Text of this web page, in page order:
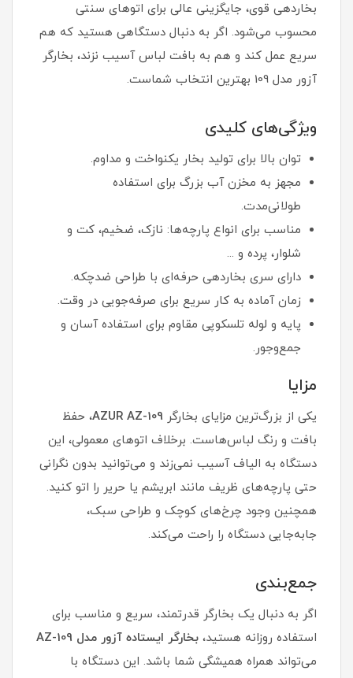
بخاردهی قوی، جایگزینی عالی برای اتوهای سنتی
محسوب می‌شود. اگر به دنبال دستگاهی هستید که هم
سریع عمل کند و هم به بافت لباس آسیب نزند، بخارگر
آزور مدل 109 بهترین انتخاب شماست.
ویژگی‌های کلیدی
توان بالا برای تولید بخار یکنواخت و مداوم.
مجهز به مخزن آب بزرگ برای استفاده
طولانی‌مدت.
مناسب برای انواع پارچه‌ها: نازک، ضخیم، کت و
شلوار، پرده و ...
دارای سری بخاردهی حرفه‌ای با طراحی ضدچکه.
زمان آماده به کار سریع برای صرفه‌جویی در وقت.
پایه و لوله تلسکوپی مقاوم برای استفاده آسان و
جمع‌وجور.
مزایا
یکی از بزرگ‌ترین مزایای بخارگر AZUR AZ-109، حفظ
بافت و رنگ لباس‌هاست. برخلاف اتوهای معمولی، این
دستگاه به الیاف آسیب نمی‌زند و می‌توانید بدون نگرانی
حتی پارچه‌های ظریف مانند ابریشم یا حریر را اتو کنید.
همچنین وجود چرخ‌های کوچک و طراحی سبک،
جابه‌جایی دستگاه را راحت می‌کند.
جمع‌بندی
اگر به دنبال یک بخارگر قدرتمند، سریع و مناسب برای
استفاده روزانه هستید، بخارگر ایستاده آزور مدل AZ-109
می‌تواند همراه همیشگی شما باشد. این دستگاه با